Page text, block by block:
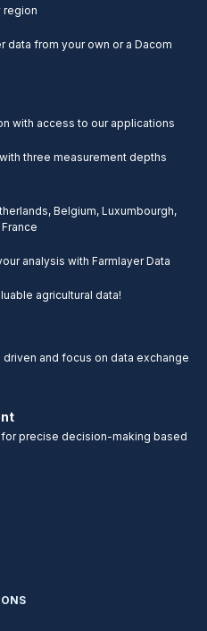
region
data from your own or a Dacom
with access to our applications
three measurement depths
Belgium, Luxumbourgh,
analysis with Farmlayer Data
agricultural data!
and focus on data exchange
precise decision-making based